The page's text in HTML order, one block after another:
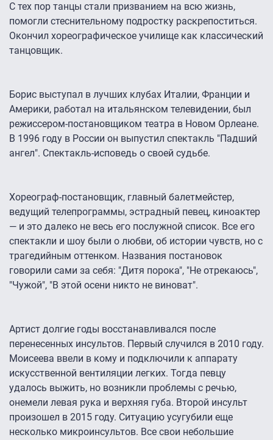
С тех пор танцы стали призванием на всю жизнь,
помогли стеснительному подростку раскрепоститься.
Окончил хореографическое училище как классический
танцовщик.
Борис выступал в лучших клубах Италии, Франции и
Америки, работал на итальянском телевидении, был
режиссером-постановщиком театра в Новом Орлеане.
В 1996 году в России он выпустил спектакль "Падший
ангел". Спектакль-исповедь о своей судьбе.
Хореограф-постановщик, главный балетмейстер,
ведущий телепрограммы, эстрадный певец, киноактер
— и это далеко не весь его послужной список. Все его
спектакли и шоу были о любви, об истории чувств, но с
трагедийным оттенком. Названия постановок
говорили сами за себя: "Дитя порока", "Не отрекаюсь",
"Чужой", "В этой осени никто не виноват".
Артист долгие годы восстанавливался после
перенесенных инсультов. Первый случился в 2010 году.
Моисеева ввели в кому и подключили к аппарату
искусственной вентиляции легких. Тогда певцу
удалось выжить, но возникли проблемы с речью,
онемели левая рука и верхняя губа. Второй инсульт
произошел в 2015 году. Ситуацию усугубили еще
несколько микроинсультов. Все свои небольшие